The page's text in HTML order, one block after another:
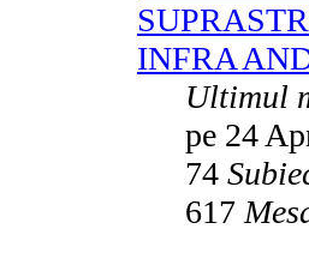
INFRA
Ultimul
pe 24
74
617